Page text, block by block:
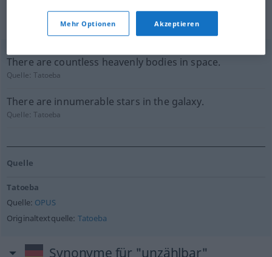
(nicht von der Langenscheidt Redaktion
geprüft)
There are countless heavenly bodies in space.
Quelle:Tatoeba
There are innumerable stars in the galaxy.
Quelle:Tatoeba
Quelle
Tatoeba
Quelle: OPUS
Originaltextquelle: Tatoeba
Synonyme für "unzählbar"
Mehr Optionen Akzeptieren